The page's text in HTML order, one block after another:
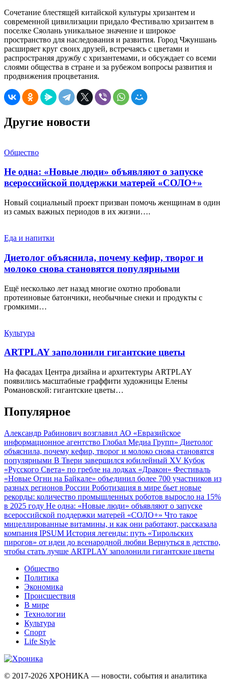
Сочетание блестящей китайской культуры хризантем и
современной цивилизации придало Фестивалю хризантем в
поселке Сяолань уникальное значение и широкое
пространство для наследования и развития. Город Чжуншань
расширяет круг своих друзей, встречаясь с цветами и
распространяя дружбу с хризантемами, и обсуждает со всеми
слоями общества в стране и за рубежом вопросы развития и
продвижения процветания.
Другие новости
Общество
Не одна: «Новые люди» объявляют о запуске
всероссийской поддержки матерей «СОЛО+»
Новый социальный проект призван помочь женщинам в один
из самых важных периодов в их жизни….
Еда и напитки
Диетолог объяснила, почему кефир, творог и
молоко снова становятся популярными
Ещё несколько лет назад многие охотно пробовали
протеиновые батончики, необычные снеки и продукты с
громкими…
Культура
ARTPLAY заполонили гигантские цветы
На фасадах Центра дизайна и архитектуры ARTPLAY
появились масштабные граффити художницы Елены
Романовской: гигантские цветы…
Популярное
Александр Рабинович возглавил АО «Евразийское
информационное агентство Глобал Медиа Групп» Диетолог
объяснила, почему кефир, творог и молоко снова становятся
популярными В Твери завершился юбилейный XV Кубок
«Русского Света» по гребле на лодках «Дракон» Фестиваль
«Новые Огни на Байкале» объединил более 700 участников из
разных регионов России Роботизация в мире бьет новые
рекорды: количество промышленных роботов выросло на 15%
в 2025 году Не одна: «Новые люди» объявляют о запуске
всероссийской поддержки матерей «СОЛО+» Что такое
мицеллированные витамины, и как они работают, рассказала
компания IPSUM История легенды: путь «Тирольских
пирогов» от идеи до всенародной любви Вернуться в детство,
чтобы стать лучше ARTPLAY заполонили гигантские цветы
Общество
Политика
Экономика
Происшествия
В мире
Технологии
Культура
Спорт
Life Style
© 2017-2026 ХРОНИКА — новости, события и аналитика